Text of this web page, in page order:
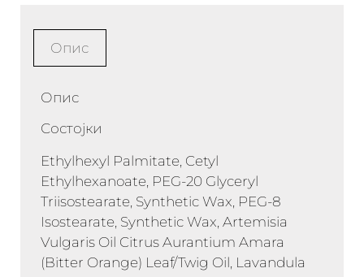
Опис
Опис
Состојки
Ethylhexyl Palmitate, Cetyl
Ethylhexanoate, PEG-20 Glyceryl
Triisostearate, Synthetic Wax, PEG-8
Isostearate, Synthetic Wax, Artemisia
Vulgaris Oil Citrus Aurantium Amara
(Bitter Orange) Leaf/Twig Oil, Lavandula